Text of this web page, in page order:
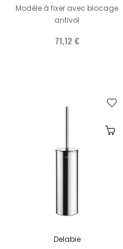
Modèle à fixer avec blocage
antivol
71,12 €
Delabie